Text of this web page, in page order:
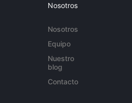
Nosotros
Nosotros
Equipo
Nuestro
blog
Contacto